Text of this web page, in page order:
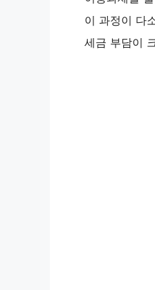
이 과정이 다
세금 부담이